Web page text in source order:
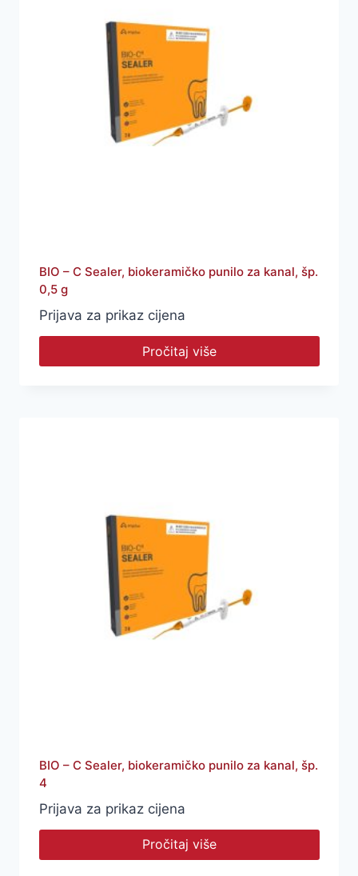
BIO – C Sealer, biokeramičko punilo za kanal, šp.
0,5 g
Prijava za prikaz cijena
Pročitaj više
BIO – C Sealer, biokeramičko punilo za kanal, šp.
4
Prijava za prikaz cijena
Pročitaj više